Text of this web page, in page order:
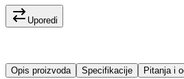
Uporedi
Opis proizvoda Specifikacije Pitanja i